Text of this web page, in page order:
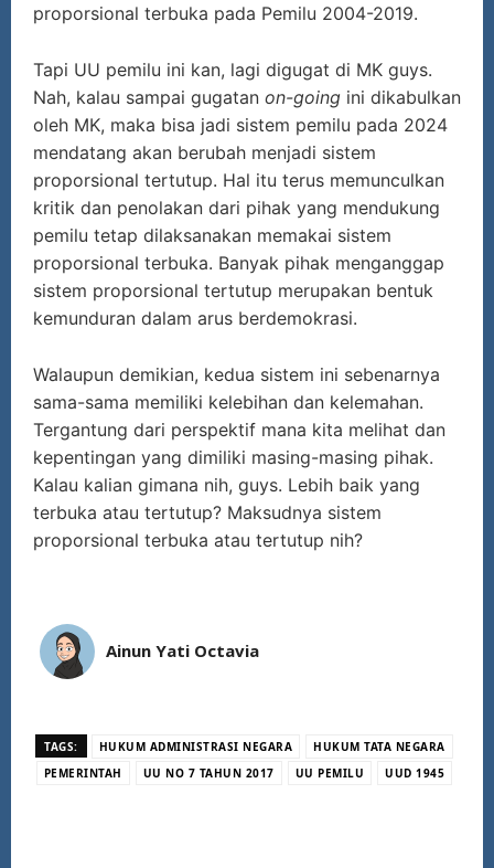
proporsional terbuka pada Pemilu 2004-2019.
Tapi UU pemilu ini kan, lagi digugat di MK guys.
Nah, kalau sampai gugatan on-going ini dikabulkan
oleh MK, maka bisa jadi sistem pemilu pada 2024
mendatang akan berubah menjadi sistem
proporsional tertutup. Hal itu terus memunculkan
kritik dan penolakan dari pihak yang mendukung
pemilu tetap dilaksanakan memakai sistem
proporsional terbuka. Banyak pihak menganggap
sistem proporsional tertutup merupakan bentuk
kemunduran dalam arus berdemokrasi.
Walaupun demikian, kedua sistem ini sebenarnya
sama-sama memiliki kelebihan dan kelemahan.
Tergantung dari perspektif mana kita melihat dan
kepentingan yang dimiliki masing-masing pihak.
Kalau kalian gimana nih, guys. Lebih baik yang
terbuka atau tertutup? Maksudnya sistem
proporsional terbuka atau tertutup nih?
Ainun Yati Octavia
TAGS: HUKUM ADMINISTRASI NEGARA
HUKUM TATA NEGARA
PEMERINTAH
UU NO 7 TAHUN 2017 UU PEMILU UUD 1945